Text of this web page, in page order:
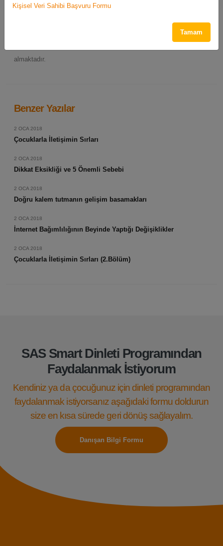
Makaleler
Bu sayfada her biri okuyucuları çeşitli konularda bilgilendirmek
almaktadır.
Benzer Yazılar
2 OCA 2018
Çocuklarla İletişimin Sırları
2 OCA 2018
Dikkat Eksikliği ve 5 Önemli Sebebi
2 OCA 2018
Doğru kalem tutmanın gelişim basamakları
2 OCA 2018
İnternet Bağımlılığının Beyinde Yaptığı Değişiklikler
2 OCA 2018
Çocuklarla İletişimin Sırları (2.Bölüm)
SAS Smart Dinleti Programından
Faydalanmak İstiyorum
Kendiniz ya da çocuğunuz için dinleti programından
faydalanmak istiyorsanız aşağıdaki formu doldurun
size en kısa sürede geri dönüş sağlayalım.
Danışan Bilgi Formu
Kişisel Veri Sahibi Başvuru Formu
Tamam